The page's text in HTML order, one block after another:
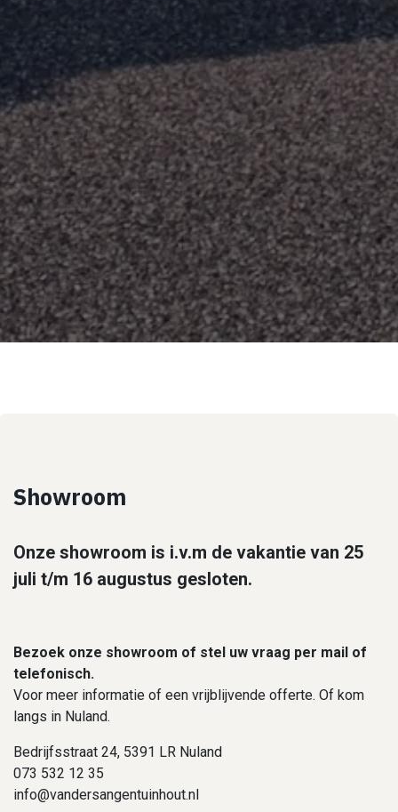
Showroom
Onze showroom is i.v.m de vakantie van 25
juli t/m 16 augustus gesloten.
Bezoek onze showroom of stel uw vraag per mail of
telefonisch.
Voor meer informatie of een vrijblijvende offerte. Of kom
langs in Nuland.
Bedrijfsstraat 24, 5391 LR Nuland
073 532 12 35
info@vandersangentuinhout.nl